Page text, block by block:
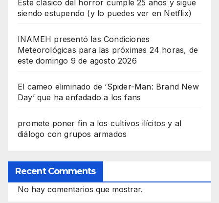
Este clásico del horror cumple 25 años y sigue
siendo estupendo (y lo puedes ver en Netflix)
INAMEH presentó las Condiciones
Meteorológicas para las próximas 24 horas, de
este domingo 9 de agosto 2026
El cameo eliminado de ‘Spider-Man: Brand New
Day’ que ha enfadado a los fans
promete poner fin a los cultivos ilícitos y al
diálogo con grupos armados
Recent Comments
No hay comentarios que mostrar.